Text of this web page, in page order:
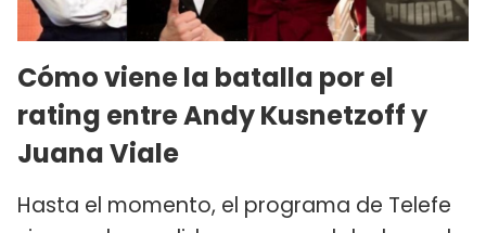
Cómo viene la batalla por el
rating entre Andy Kusnetzoff y
Juana Viale
Hasta el momento, el programa de Telefe